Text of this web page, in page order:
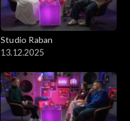
Studio Raban
13.12.2025